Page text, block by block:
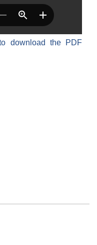
download the PDF